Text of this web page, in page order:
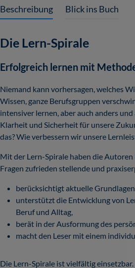
Beschreibung Blick ins Buch
Die Lern-Spirale
Erfolgreich lernen mit
Niemand kann vorhersagen, welches
Wissen, ganze Berufsgruppen
intensiver lernen, aber auch anders
Klarheit und Sicherheit für unsere
das? Wie verbessern wir unsere
Mit der Lern-Spirale haben die
Fragen zufrieden stellende und
berücksichtigt aktuelle
unterstützt die Entwicklung von
Beruf und Alltag,
berät in der Ausformung des
macht den Leser mit einem
Die Lern-Spirale ist vielfältig